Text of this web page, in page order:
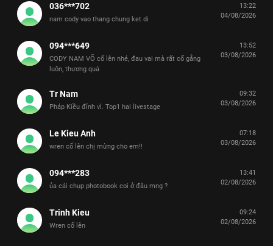
036***702
nam cody vao thang chung ket di
13:22
04/08/2026
094***649
CODY NAM VÕ cố lên nhé, đau vai mà rất cố gắng
luôn, thương quá
13:52
03/08/2026
Tr Nam
Pháp Kiều đỉnh vl. Top1 hai livestage
09:32
03/08/2026
Le Kieu Anh
wren cố lên chị mừng cho em!!
07:18
03/08/2026
094***283
ủa cái chụp photobook coi ở đâu mng ?
13:41
02/08/2026
Trinh Kieu
Wren cố lên
09:24
02/08/2026